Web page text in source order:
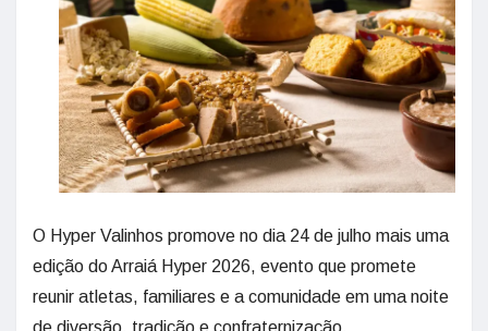
O Hyper Valinhos promove no dia 24 de julho mais uma
edição do Arraiá Hyper 2026, evento que promete
reunir atletas, familiares e a comunidade em uma noite
de diversão, tradição e confraternização.